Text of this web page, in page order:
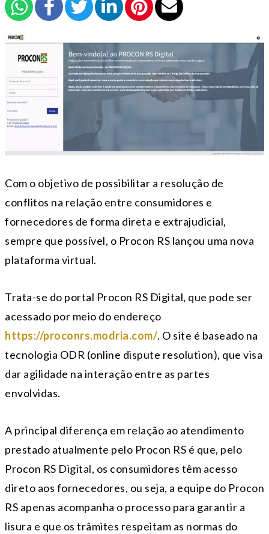
Com o objetivo de possibilitar a resolução de
conflitos na relação entre consumidores e
fornecedores de forma direta e extrajudicial,
sempre que possível, o Procon RS lançou uma nova
plataforma virtual.
Trata-se do portal Procon RS Digital, que pode ser
acessado por meio do endereço
https://proconrs.modria.com/. O site é baseado na
tecnologia ODR (online dispute resolution), que visa
dar agilidade na interação entre as partes
envolvidas.
A principal diferença em relação ao atendimento
prestado atualmente pelo Procon RS é que, pelo
Procon RS Digital, os consumidores têm acesso
direto aos fornecedores, ou seja, a equipe do Procon
RS apenas acompanha o processo para garantir a
lisura e que os trâmites respeitam as normas do